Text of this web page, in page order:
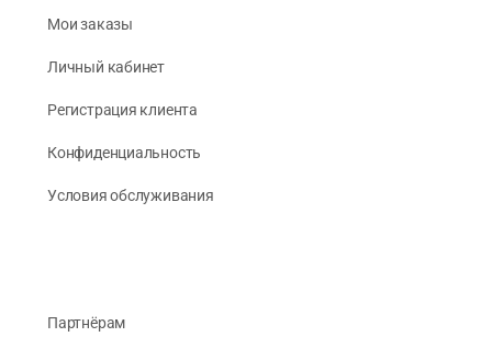
Мои заказы
Личный кабинет
Регистрация клиента
Конфиденциальность
Условия обслуживания
Партнёрам